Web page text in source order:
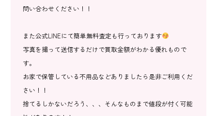
問い合わせください！！
また公式LINEにて簡単無料査定も行っております
写真を撮って送信するだけで買取金額がわかる優れもので
す。
お家で保管している不用品などありましたら是非ご利用くだ
さい！！
捨てるしかないだろう、、、そんなものまで値段が付く可能